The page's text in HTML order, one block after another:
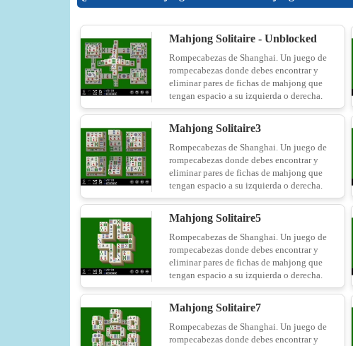
Mahjong Solitaire - Unblocked
Rompecabezas de Shanghai. Un juego de
rompecabezas donde debes encontrar y
eliminar pares de fichas de mahjong que
tengan espacio a su izquierda o derecha.
Mahjong Solitaire3
Rompecabezas de Shanghai. Un juego de
rompecabezas donde debes encontrar y
eliminar pares de fichas de mahjong que
tengan espacio a su izquierda o derecha.
Mahjong Solitaire5
Rompecabezas de Shanghai. Un juego de
rompecabezas donde debes encontrar y
eliminar pares de fichas de mahjong que
tengan espacio a su izquierda o derecha.
Mahjong Solitaire7
Rompecabezas de Shanghai. Un juego de
rompecabezas donde debes encontrar y